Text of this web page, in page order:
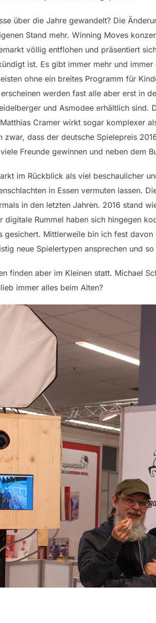
über die Jahre gewandelt? Die
Stand mehr. Winning Moves
völlig entflohen und präsentiert
ist. Es gibt immer mehr und
ohne ein breites Programm für
werden fast alle aber erst in
und Asmodee erhältlich
Cramer wirkt sogar komplexer
zwar, dass der deutsche Spielepreis
Freunde gewinnen und neben dem
im Rückblick als viel beschaulicher
in Essen vermuten lassen.
in den letzten Jahren. 2016 stand
digitale Rummel haben sich hingegen
gesichert. Mittlerweile bin ich fest
neue Spielertypen ansprechen und
finden aber im Kleinen statt. Michael
immer alles beim Alten?